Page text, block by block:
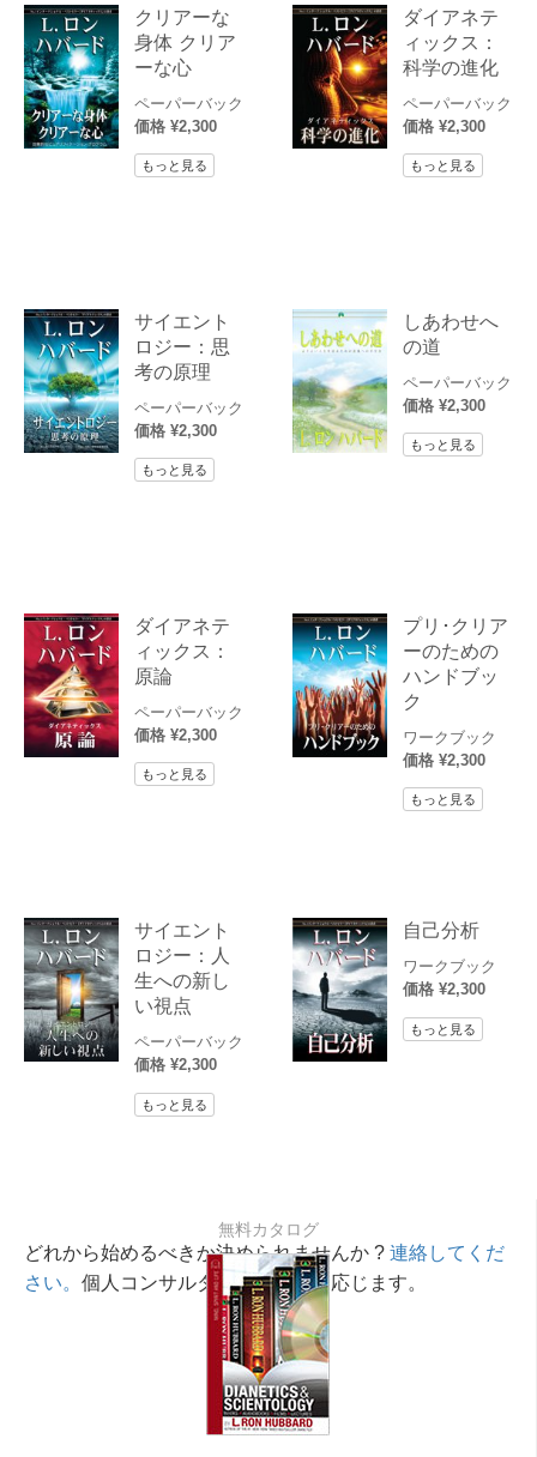
クリアーな
身体 クリア
ーな心
ペーパーバック
価格 ¥2,300
もっと見る
ダイアネテ
ィックス：
科学の進化
ペーパーバック
価格 ¥2,300
もっと見る
サイエント
ロジー：思
考の原理
ペーパーバック
価格 ¥2,300
もっと見る
しあわせへ
の道
ペーパーバック
価格 ¥2,300
もっと見る
ダイアネテ
ィックス：
原論
ペーパーバック
価格 ¥2,300
もっと見る
プリ･クリア
ーのための
ハンドブッ
ク
ワークブック
価格 ¥2,300
もっと見る
サイエント
ロジー：人
生への新し
い視点
ペーパーバック
価格 ¥2,300
もっと見る
自己分析
ワークブック
価格 ¥2,300
もっと見る
どれから始めるべきか決められませんか ? 連絡してくだ
さい。 個人コンサルタントが相談に応じます。
無料カタログ